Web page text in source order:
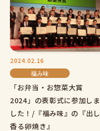
2024.02.16
福み味
「お弁当・お惣菜大賞
2024」の表彰式に参加しま
した！/『福み味』の『出し
香る卵焼き』